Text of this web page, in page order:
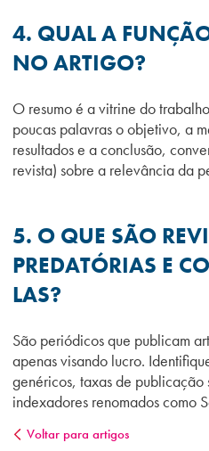
4. QUAL A
NO ARTIGO?
O resumo é a vitrine do
poucas palavras o objetivo, a
resultados e a conclusão,
revista) sobre a relevância da
5. O QUE SÃO
PREDATÓRIAS E
LAS?
São periódicos que publicam
apenas visando lucro.
genéricos, taxas de publicação
indexadores renomados como
Voltar para artigos